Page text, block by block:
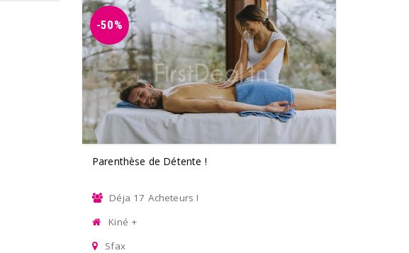
-50%
Parenthèse de Détente !
Déja 17 Acheteurs !
Kiné +
Sfax